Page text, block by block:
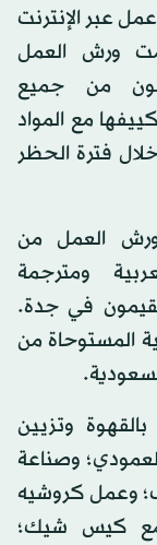
عبر الإنترنت
ورش العمل
من جميع
مع المواد
فترة الحظر
العمل من
ومترجمة
مقيمون في جدة.
المستوحاة من
وتزيين
وصناعة
وعمل كروشيه
مع كيس شيك؛